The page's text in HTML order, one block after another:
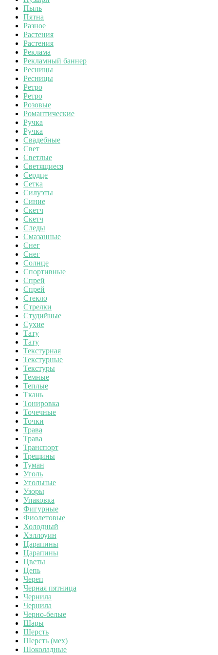
Пыль
Пятна
Разное
Растения
Растения
Реклама
Рекламный баннер
Ресницы
Ресницы
Ретро
Ретро
Розовые
Романтические
Ручка
Ручка
Свадебные
Свет
Светлые
Светящиеся
Сердце
Сетка
Силуэты
Синие
Скетч
Скетч
Следы
Смазанные
Снег
Снег
Солнце
Спортивные
Спрей
Спрей
Стекло
Стрелки
Студийные
Сухие
Тату
Тату
Текстурная
Текстурные
Текстуры
Темные
Теплые
Ткань
Тонировка
Точечные
Точки
Трава
Трава
Транспорт
Трещины
Туман
Уголь
Угольные
Узоры
Упаковка
Фигурные
Фиолетовые
Холодный
Хэллоуин
Царапины
Царапины
Цветы
Цепь
Череп
Черная пятница
Чернила
Чернила
Черно-белые
Шары
Шерсть
Шерсть (мех)
Шоколадные